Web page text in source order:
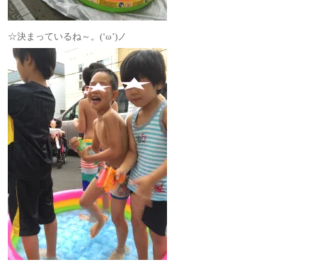
☆決まっているね～。(‘ω’)ノ